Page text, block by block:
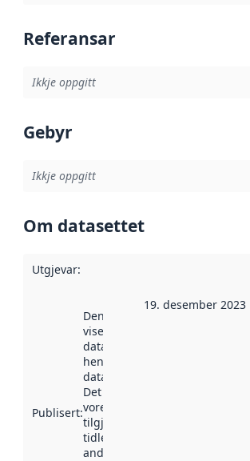
Referansar
Ikkje oppgitt
Gebyr
Ikkje oppgitt
Om datasettet
Utgjevar:
Publisert:
Denne datoen
viser når
datasettet vart
henta inn av
data.norge.no.
Det kan ha
vore
tilgjengeleg
tidlegare
andre stader.
19. desember 2023